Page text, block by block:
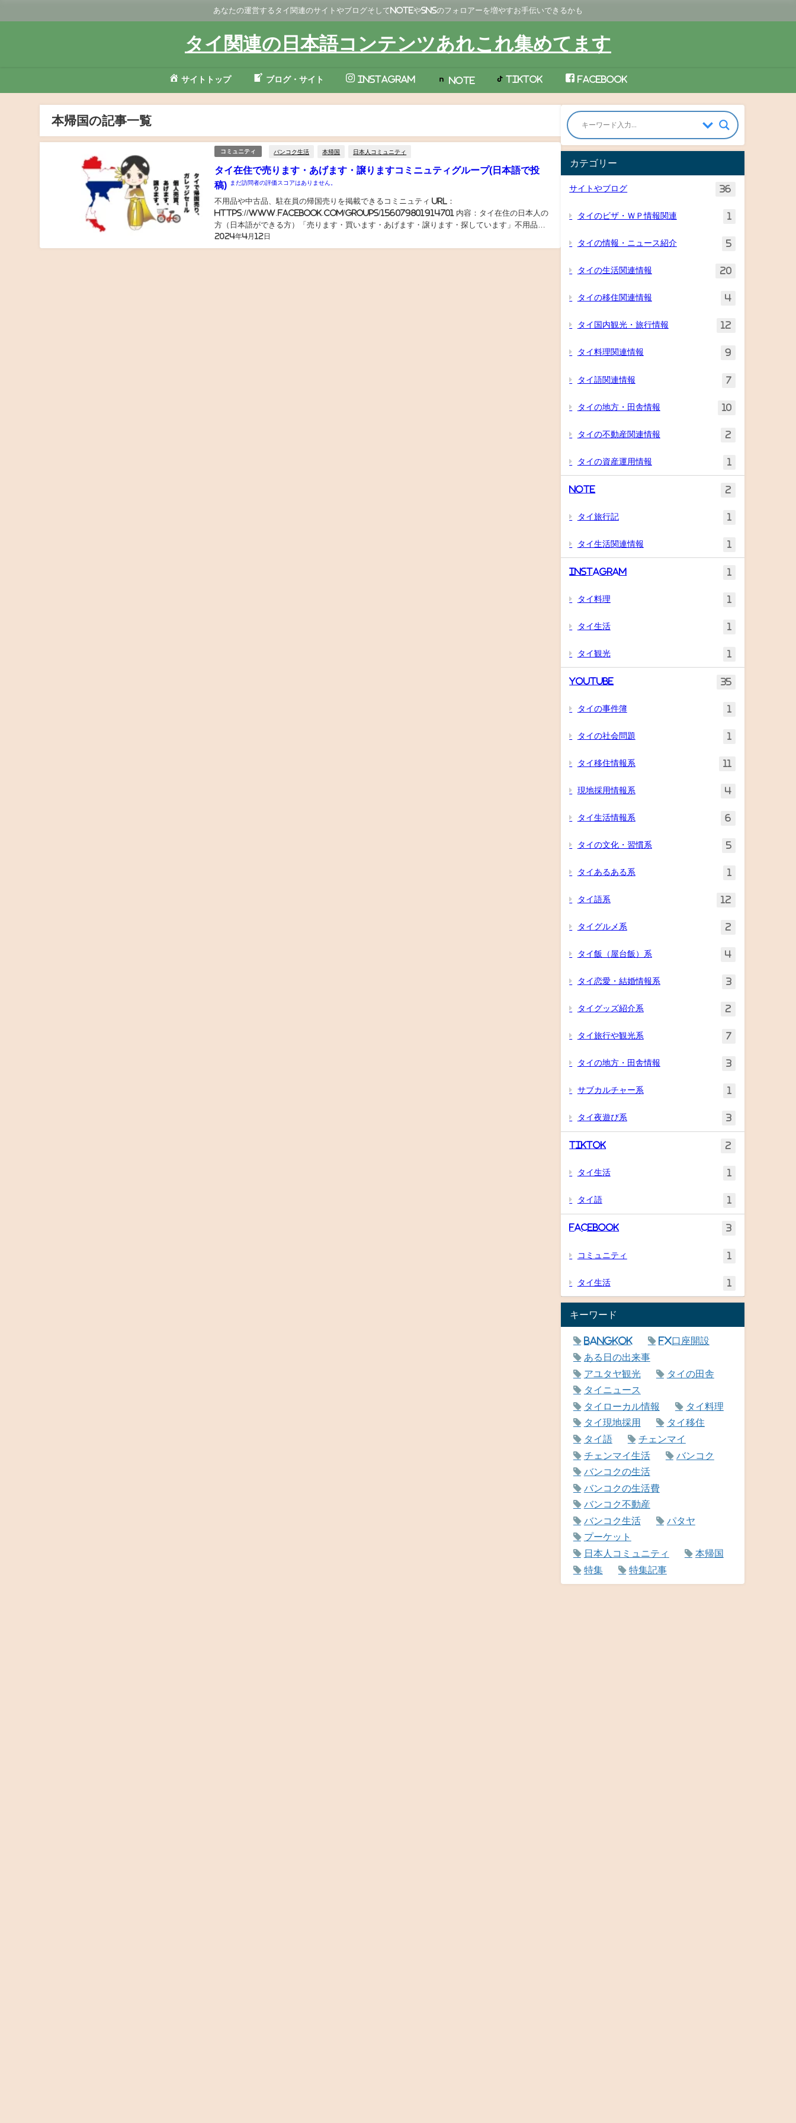
あなたの運営するタイ関連のサイトやブログそしてNoteやSNSのフォロアーを増やすお手伝いできるかも
タイ関連の日本語コンテンツあれこれ集めてます
サイトトップ ブログ・サイト Instagram Note TikTok Facebook
本帰国の記事一覧
コミュニティ バンコク生活 本帰国 日本人コミュニティ
タイ在住で売ります・あげます・譲りますコミニュティグループ(日本語で投
稿)
まだ訪問者の評価スコアはありません。
2024年4月12日
不用品や中古品、駐在員の帰国売りを掲載できるコミニュティ URL：
https://www.facebook.com/groups/156079801914701 内容：タイ在住の日本人の
方（日本語ができる方）「売ります・買います・あげます・譲ります・探しています」不用品や
中古品、駐在員の帰国売りを掲載できるコミニュティ...
カテゴリー
サイトやブログ 36
タイのビザ・ＷＰ情報関連
タイの情報・ニュース紹介 5
タイの生活関連情報 20
タイの移住関連情報 4
タイ国内観光・旅行情報 12
タイ料理関連情報 9
タイ語関連情報 7
タイの地方・田舎情報 10
タイの不動産関連情報 2
タイの資産運用情報 1
Note 2
タイ旅行記 1
タイ生活関連情報 1
Instagram 1
タイ料理 1
タイ生活 1
タイ観光 1
YouTube 35
タイの事件簿 1
タイの社会問題
タイ移住情報系
現地採用情報系 4
タイ生活情報系 6
タイの文化・習慣系 5
タイあるある系
タイ語系 12
タイグルメ系 2
タイ飯（屋台飯）系 4
タイ恋愛・結婚情報系 3
タイグッズ紹介系 2
タイ旅行や観光系 7
タイの地方・田舎情報 3
サブカルチャー系
タイ夜遊び系 3
TikTok 2
タイ生活
タイ語
Facebook 3
コミュニティ 1
タイ生活 1
キーワード
Bangkok
FX口座開設
ある日の出来事
アユタヤ観光
タイの田舎
タイニュース
タイローカル情報
タイ料理
タイ現地採用
タイ移住
タイ語
チェンマイ
チェンマイ生活
バンコク
バンコクの生活
バンコクの生活費
バンコク不動産
バンコク生活
パタヤ
プーケット
日本人コミュニティ
本帰国
特集
特集記事